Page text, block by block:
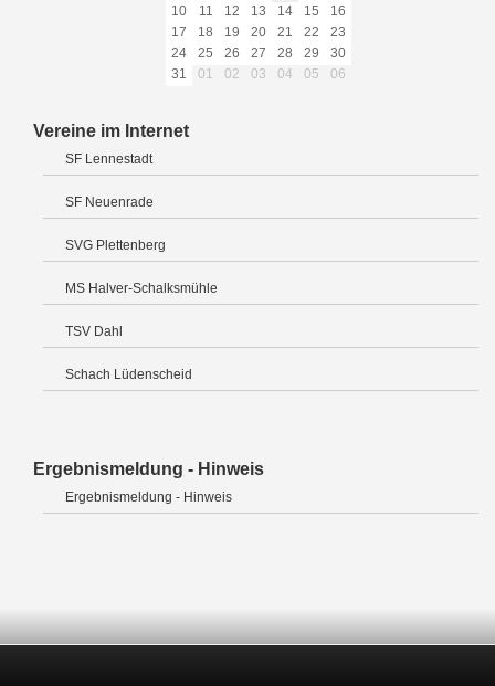
10
11 12 13 14 15
16
17
18 19 20 21 22
23
24
25 26 27 28 29
30
31
01 02 03 04 05 06
Vereine im Internet
SF Lennestadt
SF Neuenrade
SVG Plettenberg
MS Halver-Schalksmühle
TSV Dahl
Schach Lüdenscheid
Ergebnismeldung - Hinweis
Ergebnismeldung - Hinweis